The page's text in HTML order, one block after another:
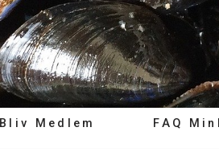
Bliv Medlem FAQ